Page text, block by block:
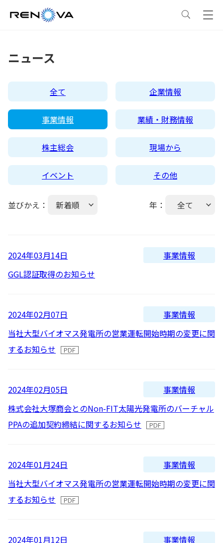
한국어
事業情報トップ
事業概要
レノバの強み
発電所・蓄電所一覧
コーポレートPPA
蓄電事業
バイオマス発電
太陽光発電の取り組み
企業情報
企業情報トップ
会社概要・アクセス
CEOメッセージ
企業理念
私たちの想い
経営メンバー
サステナビリティ
サステナビリティ
理念・ポリシー
環境
ガバナンス
TCFD提言に沿う情報開示
IR情報
IRニュース
財務ハイライト
株式情報 / 社債情報
よくあるご質問
IRメール配信
ニュース
全て 企業情報
事業情報 業績・財務情報
株主総会 現場から
イベント その他
並びかえ： 新着順
古い順
年： 全て
2026
2023
2022
2019
2018
2015
2014
2012
2024年03月14日
事業情報
GGL認証取得のお知らせ
2024年02月07日
事業情報
当社大型バイオマス発電所の営業運転開始時期の変更に関
するお知らせ
2024年02月05日
事業情報
株式会社大塚商会とのNon-FIT太陽光発電所のバーチャル
PPAの追加契約締結に関するお知らせ
2024年01月24日
事業情報
当社大型バイオマス発電所の営業運転開始時期の変更に関
するお知らせ
2024年01月12日
事業情報